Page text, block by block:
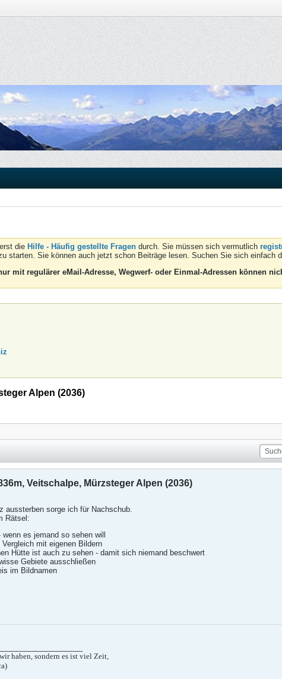
die Hilfe - Häufig gestellte Fragen durch. Sie müssen sich vermutlich
starten. Sie können auch jetzt schon Beiträge lesen. Suchen Sie sich einfach
mit regulärer eMail-Adresse, Wegwerf- oder Einmal-Adressen können
Alpen (2036)
Veitschalpe, Mürzsteger Alpen (2036)
aussterben sorge ich für Nachschub.
Rätsel:
es jemand so sehen will
mit eigenen Bildern
Hütte ist auch zu sehen - damit sich niemand beschwert
Gebiete ausschließen
im Bildnamen
haben, sondern es ist viel Zeit,